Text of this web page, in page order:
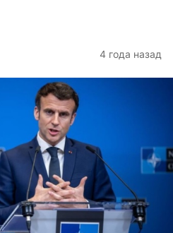
4 года назад